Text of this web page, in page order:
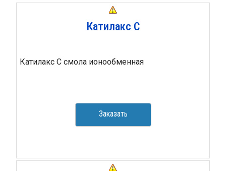
Катилакс С
Катилакс С смола ионообменная
Заказать